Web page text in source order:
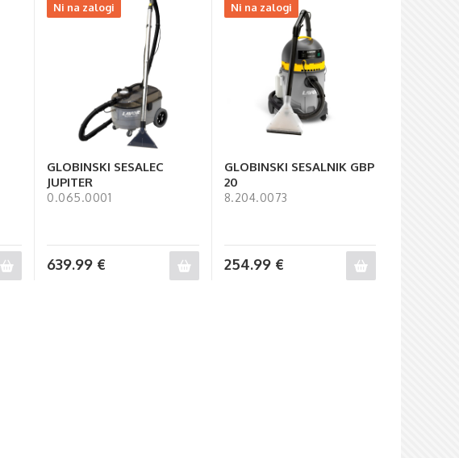
Ni na zalogi
GLOBINSKI SESALEC
JUPITER
0.065.0001
639.99 €
Ni na zalogi
GLOBINSKI SESALNIK GBP
20
8.204.0073
254.99 €